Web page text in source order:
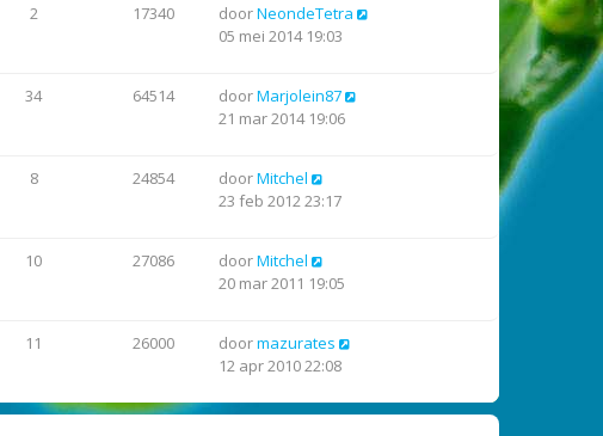
2 17340 doorNeondeTetra
05 mei 2014 19:03
34 64514 doorMarjolein87
21 mar 2014 19:06
8 24854 doorMitchel
23 feb 2012 23:17
10 27086 doorMitchel
20 mar 2011 19:05
11 26000 doormazurates
12 apr 2010 22:08